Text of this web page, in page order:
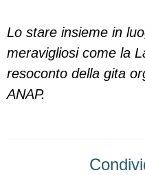
Lo stare insieme in
meravigliosi come la
resoconto della gita
ANAP.